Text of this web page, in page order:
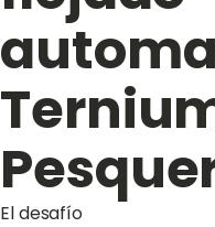
El desafío